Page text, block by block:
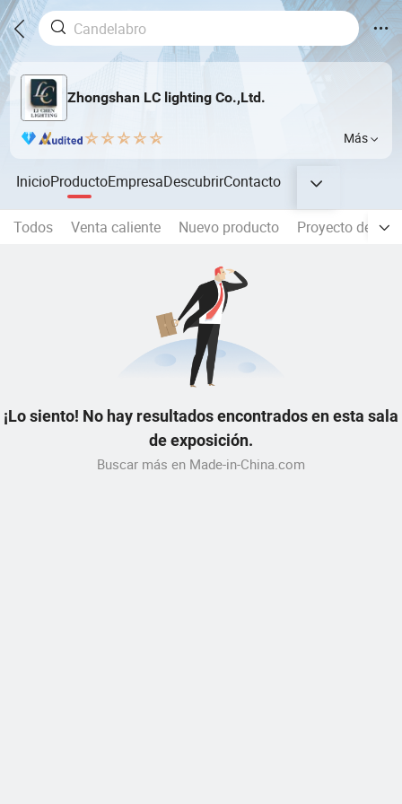
Zhongshan LC lighting Co.,Ltd.
Más
InicioProductoEmpresaDescubrirContacto
Todos Venta caliente Nuevo producto Proyecto de
¡Lo siento! No hay resultados encontrados en esta sala
de exposición.
Buscar más en Made-in-China.com